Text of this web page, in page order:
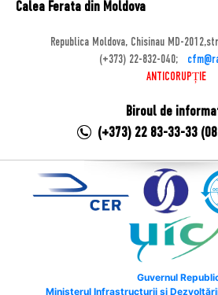
Calea Ferata din Moldova
Republica Moldova, Chisinau MD-
(+373) 22-832-040;
ANTICORUPȚIE
Biroul de
(+373) 22 83-33-33
Guvernul
Ministerul Infrastructurii și